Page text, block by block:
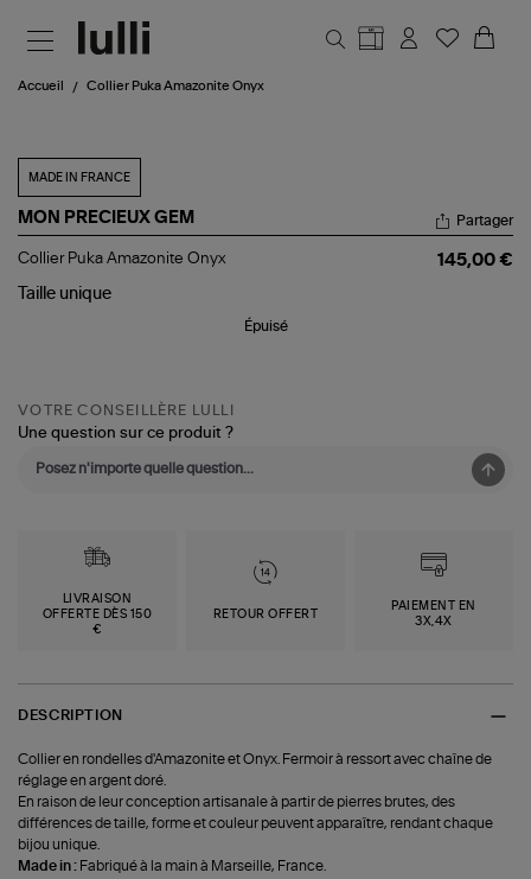
Accueil Collier Puka Amazonite Onyx
MADE IN FRANCE
MON PRECIEUX GEM
Collier
Amazonite
Partager
Collier Puka Amazonite Onyx
145,00 €
Taille unique
Épuisé
VOTRE CONSEILLÈRE LULLI
Une question sur ce produit ?
LIVRAISON
OFFERTE DÈS 150
€
RETOUR OFFERT
PAIEMENT EN
3X,4X
DESCRIPTION
Collier en rondelles d'Amazonite et Onyx. Fermoir à ressort avec chaîne de
réglage en argent doré.
En raison de leur conception artisanale à partir de pierres brutes, des
différences de taille, forme et couleur peuvent apparaître, rendant chaque
bijou unique.
Made in : Fabriqué à la main à Marseille, France.